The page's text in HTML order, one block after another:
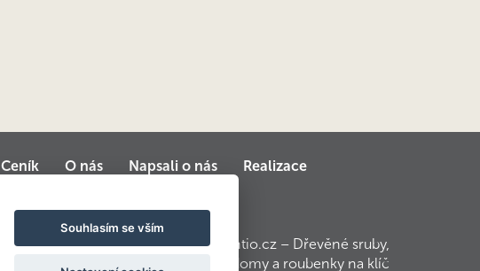
Ceník O nás Napsali o nás
Realizace
© 2010 – 2017 Kontio.cz – Dřevěné sruby,
srubové domy a roubenky na klíč
Souhlasím se vším